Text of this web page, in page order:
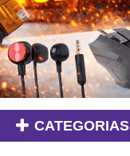
CATEGORIAS